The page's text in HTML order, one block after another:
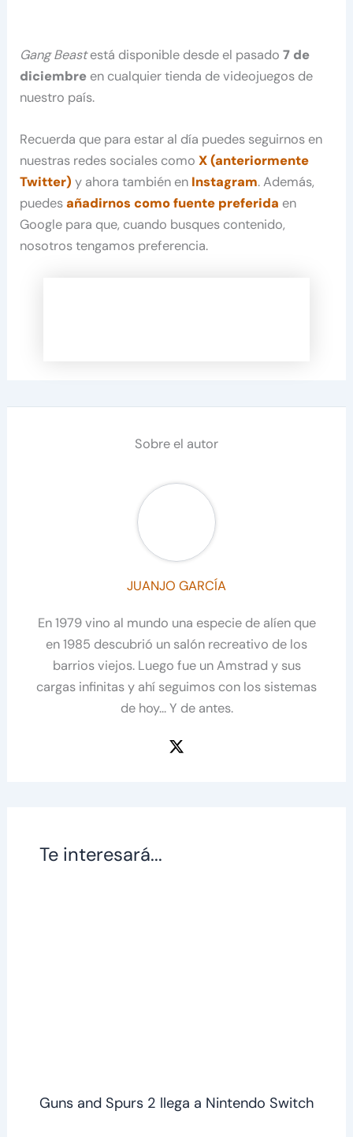
Gang Beastestá disponible desde el pasado7 de
diciembre en cualquier tienda de videojuegos de
nuestro país.
Recuerda que para estar al día puedes seguirnos en
nuestras redes sociales comoX (anteriormente
Twitter) y ahora también en Instagram. Además,
puedesañadirnos como fuente preferida en
Google para que, cuando busques contenido,
nosotros tengamos preferencia.
Sobre el autor
JUANJO GARCÍA
En 1979 vino al mundo una especie de alíen que
en 1985 descubrió un salón recreativo de los
barrios viejos. Luego fue un Amstrad y sus
cargas infinitas y ahí seguimos con los sistemas
de hoy... Y de antes.
Te interesará...
Guns and Spurs 2 llega a Nintendo Switch